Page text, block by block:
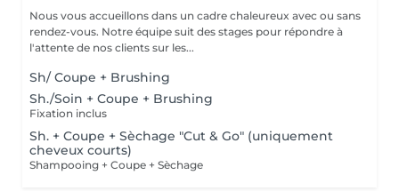
Nous vous accueillons dans un cadre chaleureux avec ou sans
rendez-vous. Notre équipe suit des stages pour répondre à
l'attente de nos clients sur les...
Sh/ Coupe + Brushing
Sh./Soin + Coupe + Brushing
Fixation inclus
Sh. + Coupe + Sèchage "Cut & Go" (uniquement
cheveux courts)
Shampooing + Coupe + Sèchage